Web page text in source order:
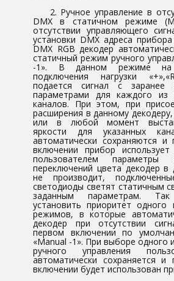
2. Ручное управление в
DMX в статичном режиме
отсутствии управляющего
установки DMX адреса
DMX RGB декодер
статичный режим ручного
-1». В данном режиме
подключения нагрузки
подается сигнал с заранее
параметрами для каждого из
каналов. При этом, при
расширения в данному
или в любой момент
яркости для указанных
автоматически сохраняются
включении прибор использует
пользователем параметры
переключений цвета декодер
не производит,
светодиоды светят статичным
заданным параметрам.
установить приоритет одного
режимов, в которые
декодер при отсутствии
первом включении по
«Manual -1». При выборе одного
ручного управления
автоматически сохраняется
включении будет использован